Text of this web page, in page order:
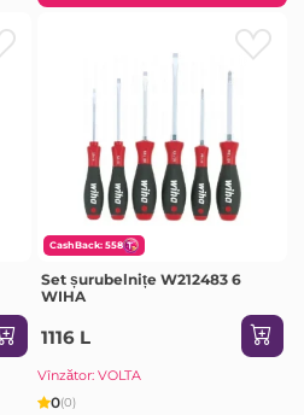
CashBack: 558
Set șurubelnițe W212483 6
WIHA
1116 L
Vînzător: VOLTA
0(0)